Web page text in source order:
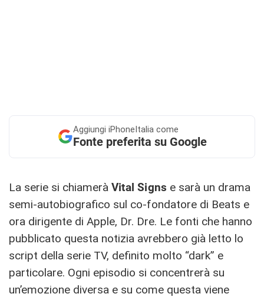
Aggiungi iPhoneItalia come
Fonte preferita su Google
La serie si chiamerà Vital Signs e sarà un drama
semi-autobiografico sul co-fondatore di Beats e
ora dirigente di Apple, Dr. Dre. Le fonti che hanno
pubblicato questa notizia avrebbero già letto lo
script della serie TV, definito molto “dark” e
particolare. Ogni episodio si concentrerà su
un’emozione diversa e su come questa viene